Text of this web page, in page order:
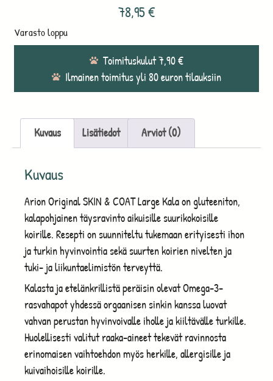
78,95€
Varasto loppu
Toimituskulut 7,90 €
Ilmainen toimitus yli 80 euron tilauksiin
Kuvaus Lisätiedot Arviot (0)
Kuvaus
Arion Original SKIN & COAT Large Kala on gluteeniton,
kalapohjainen täysravinto aikuisille suurikokoisille
koirille. Resepti on suunniteltu tukemaan erityisesti ihon
ja turkin hyvinvointia sekä suurten koirien nivelten ja
tuki- ja liikuntaelimistön terveyttä.
Kalasta ja etelänkrillistä peräisin olevat Omega-3-
rasvahapot yhdessä orgaanisen sinkin kanssa luovat
vahvan perustan hyvinvoivalle iholle ja kiiltävälle turkille.
Huolellisesti valitut raaka-aineet tekevät ravinnosta
erinomaisen vaihtoehdon myös herkille, allergisille ja
kuivaihoisille koirille.